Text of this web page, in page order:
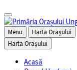
Menu
Harta Orașului
Harta Orașului
Acasă